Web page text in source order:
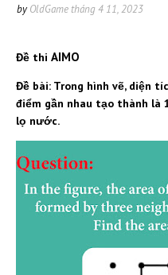
by OldGame tháng 4 11, 2023
Đề thi AIMO
Đề bài: Trong hình vẽ, diện
điểm gần nhau tạo thành là
lọ nước.